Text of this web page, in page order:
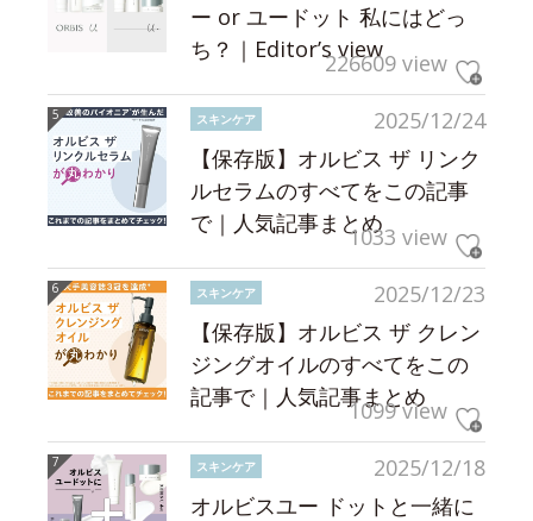
ー or ユードット 私にはどっ
ち？｜Editor’s view226609 view
2025/12/24
スキンケア
【保存版】オルビス ザ リンク
ルセラムのすべてをこの記事
で｜人気記事まとめ1033 view
2025/12/23
スキンケア
【保存版】オルビス ザ クレン
ジングオイルのすべてをこの
記事で｜人気記事まとめ
1099 view
2025/12/18
スキンケア
オルビスユー ドットと一緒に